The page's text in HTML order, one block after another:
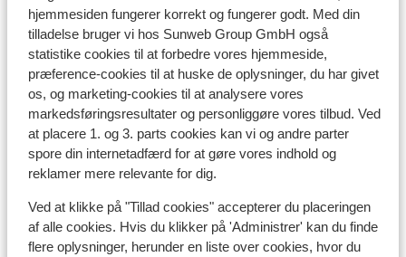
hjemmesiden fungerer korrekt og fungerer godt. Med din
tilladelse bruger vi hos Sunweb Group GmbH også
statistike cookies til at forbedre vores hjemmeside,
præference-cookies til at huske de oplysninger, du har givet
os, og marketing-cookies til at analysere vores
markedsføringsresultater og personliggøre vores tilbud. Ved
at placere 1. og 3. parts cookies kan vi og andre parter
spore din internetadfærd for at gøre vores indhold og
reklamer mere relevante for dig.
Ved at klikke på "Tillad cookies" accepterer du placeringen
af alle cookies. Hvis du klikker på 'Administrer' kan du finde
flere oplysninger, herunder en liste over cookies, hvor du
Skileje
Andre overnatningssteder i Val
Gardena
Hotel Scherlin
Hotel Ingram